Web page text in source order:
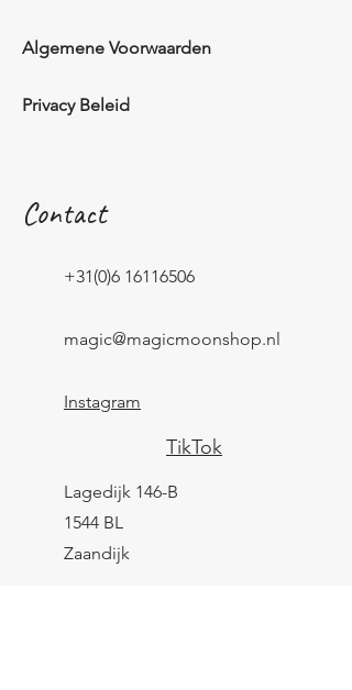
Algemene Voorwaarden
Privacy Beleid
Contact
+31(0)6 16116506
magic@magicmoonshop.nl
Instagram
TikTok
Lagedijk 146-B
1544 BL
Zaandijk